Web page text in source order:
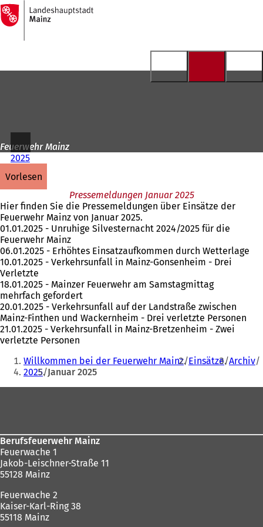
Inhalt anspringen
Zur
Startseite
Feuerwehr Mainz
2025
vorlesen
Pressemeldungen Januar 2025
Hier finden Sie die Pressemeldungen über Einsätze der
Feuerwehr Mainz von Januar 2025.
01.01.2025 - Unruhige Silvesternacht 2024/2025 für die
Feuerwehr Mainz
06.01.2025 - Erhöhtes Einsatzaufkommen durch Wetterlage
10.01.2025 - Verkehrsunfall in Mainz-Gonsenheim - Drei
Verletzte
18.01.2025 - Mainzer Feuerwehr am Samstagmittag
mehrfach gefordert
20.01.2025 - Verkehrsunfall auf der Landstraße zwischen
Mainz-Finthen und Wackernheim - Drei verletzte Personen
21.01.2025 - Verkehrsunfall in Mainz-Bretzenheim - Zwei
verletzte Personen
Sie
befinden
sich
Willkommen bei der Feuerwehr Mainz Einsätze Archiv
2025 Januar 2025
Berufsfeuerwehr Mainz
Feuerwache 1
Jakob-Leischner-Straße 11
55128 Mainz
Feuerwache 2
Kaiser-Karl-Ring 38
55118 Mainz